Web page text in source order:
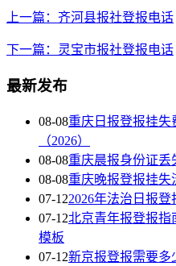
上一篇：齐河县报社登报电话
下一篇：灵宝市报社登报电话
最新发布
08-08重庆日报登报挂失
（2026）
08-08重庆晨报身份证
08-08重庆晚报登报挂
07-122026年法治日报
07-12北京青年报登报指
模板
07-12新京报登报需要多